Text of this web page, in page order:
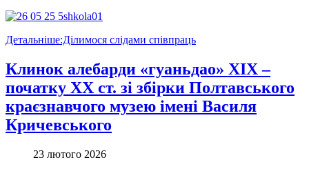
Детальніше:Ділимося слідами співпраць
Клинок алебарди «гуаньдао» ХІХ –
початку ХХ ст. зі збірки Полтавського
краєзнавчого музею імені Василя
Кричевського
23 лютого 2026